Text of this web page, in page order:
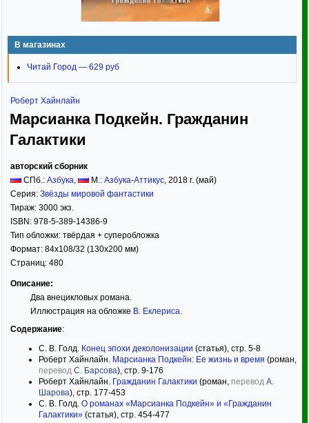
В магазинах
Читай Город — 629 руб
Роберт Хайнлайн
Марсианка Подкейн. Гражданин
Галактики
авторский сборник
СПб.: Азбука М.: Азбука-Аттикус 2018 г. (май)
Серия: Звёзды мировой фантастики
Тираж: 3000 экз.
ISBN: 978-5-389-14386-9
Тип обложки: твёрдая + суперобложка
Формат: 84x108/32 (130x200 мм)
Страниц: 480
Описание:
Два внецикловых романа.
Иллюстрация на обложке В. Еклериса
Содержание:
С. В. Голд. Конец эпохи деколонизации (статья), стр. 5-8
Роберт Хайнлайн. Марсианка Подкейн: Ее жизнь и время (роман,
перевод С. Барсова), стр. 9-176
Роберт Хайнлайн. Гражданин Галактики (роман, перевод А.
Шарова), стр. 177-453
С. В. Голд. О романах «Марсианка Подкейн» и «Гражданин
Галактики» (статья), стр. 454-477